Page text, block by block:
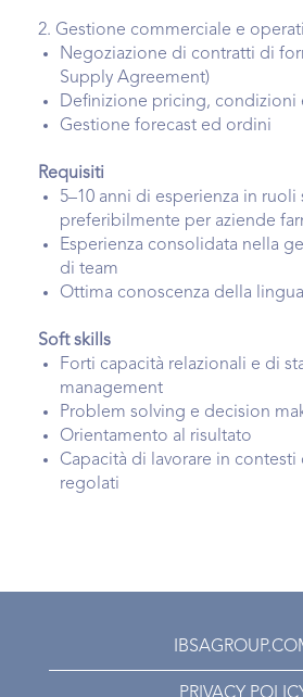
2. Gestione commerciale e
Negoziazione di contratti di
Supply Agreement)
Definizione pricing, condizioni
Gestione forecast ed ordini
Requisiti
5–10 anni di esperienza in ruoli
preferibilmente per aziende
Esperienza consolidata nella
di team
Ottima conoscenza della
Soft skills
Forti capacità relazionali e di
management
Problem solving e decision
Orientamento al risultato
Capacità di lavorare in contesti
regolati